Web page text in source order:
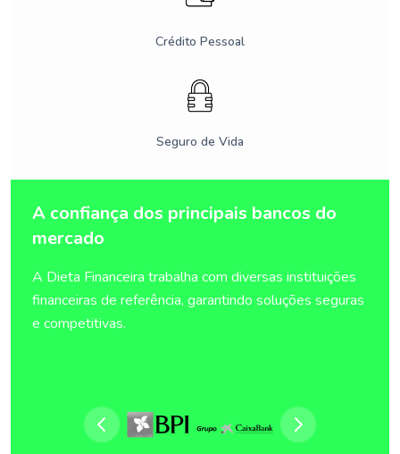
Crédito Pessoal
Seguro de Vida
A confiança dos principais bancos do
mercado
A Dieta Financeira trabalha com diversas instituições
financeiras de referência, garantindo soluções seguras
e competitivas.